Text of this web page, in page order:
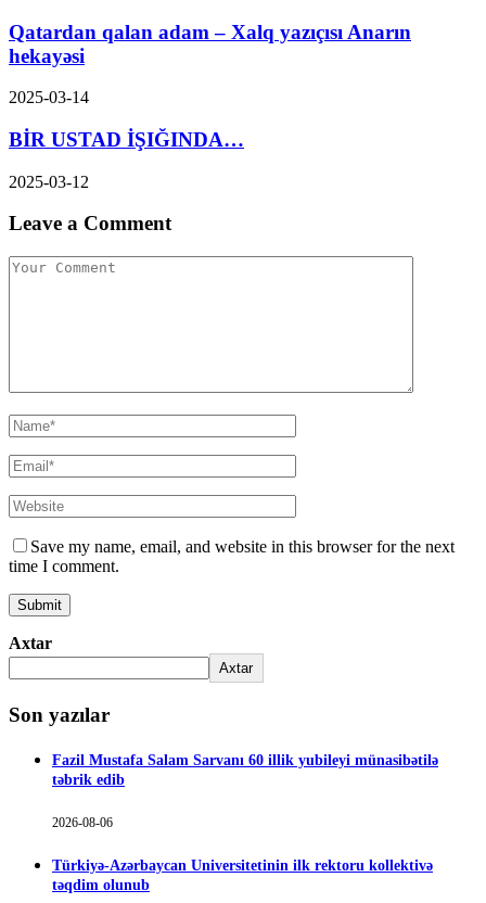
Qatardan qalan adam – Xalq yazıçısı Anarın
hekayəsi
2025-03-14
BİR USTAD İŞIĞINDA…
2025-03-12
Leave a Comment
Save my name, email, and website in this browser for the next
time I comment.
Axtar
Axtar
Son yazılar
Fazil Mustafa Salam Sarvanı 60 illik yubileyi münasibətilə
təbrik edib
2026-08-06
Türkiyə-Azərbaycan Universitetinin ilk rektoru kollektivə
təqdim olunub